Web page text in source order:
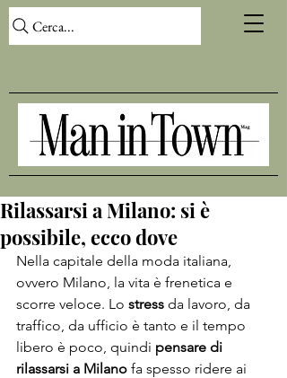
Cerca...
Rilassarsi a Milano: si è
possibile, ecco dove
Nella capitale della moda italiana,
ovvero Milano, la vita è frenetica e
scorre veloce. Lo stress da lavoro, da
traffico, da ufficio è tanto e il tempo
libero è poco, quindi pensare di
rilassarsi a Milano fa spesso ridere ai